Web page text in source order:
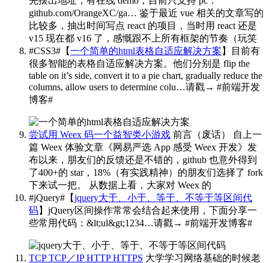
github.com/OrangeXC/ga… 鉴于最近 vue 相关的文章写的
比较多，抽出时间写点 react 的项目，当时用 react 还是
v15 现在都 v16 了，感慨跟不上所有框架的节奏（玩笑
#CSS3#【一个简单的html表格自适应解决方案 】目前有
很多智能的表格自适应解决方案。他们分别是 flip the
table on it’s side, convert it to a pie chart, gradually reduce the
columns, allow users to determine colu…请戳→ #前端开发
博客# ​​​
尝试用 Weex 码一个益智类小游戏 前言（废话） 自上一
篇 Weex 体验文章《网易严选 App 感受 Weex 开发》发
布以来，朋友们的反馈还是不错的，github 也意外得到
了400+的 star，18%（有实践精神）的朋友们选择了 fork
下来试一把。 从数据上看，大家对 Weex 的
#jQuery#【jquery大于、小于、等于、不等于等区间代
码】jQuery区间操作常常会结合起来使用，下面分享一
些常用代码：&lt;ul&gt;1234…请戳→ #前端开发博客# ​​​
TCP TCP／IP HTTP HTTPS 大学学习网络基础的时候老